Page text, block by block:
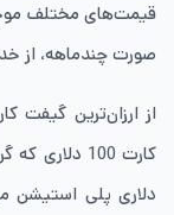
قیمت‌های مختلف
صورت چندماهه، از